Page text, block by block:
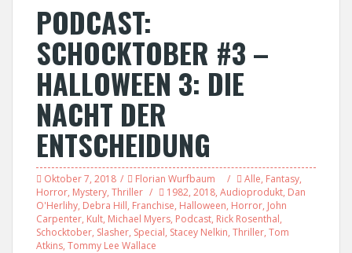
PODCAST:
SCHOCKTOBER #3 –
HALLOWEEN 3: DIE
NACHT DER
ENTSCHEIDUNG
Oktober 7, 2018 Florian Wurfbaum Alle, Fantasy,
Horror, Mystery, Thriller 1982, 2018, Audioprodukt, Dan
O'Herlihy, Debra Hill, Franchise, Halloween, Horror, John
Carpenter, Kult, Michael Myers, Podcast, Rick Rosenthal,
Schocktober, Slasher, Special, Stacey Nelkin, Thriller, Tom
Atkins, Tommy Lee Wallace